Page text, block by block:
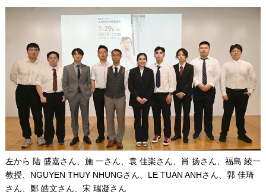
左から 陆 盛嘉さん、施 一さん、袁 佳楽さん、肖 扬さん、福島 綾一
教授、NGUYEN THUY NHUNGさん、LE TUAN ANHさん、郭 佳琦
さん、鄭 皓文さん、宋 瑞凝さん